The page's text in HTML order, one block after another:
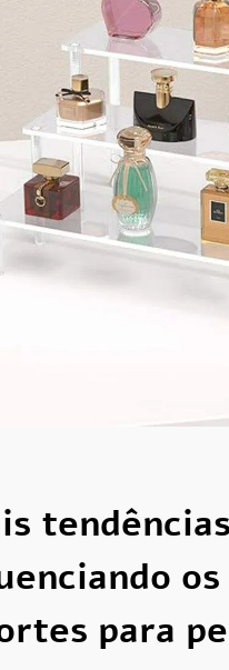
os
para